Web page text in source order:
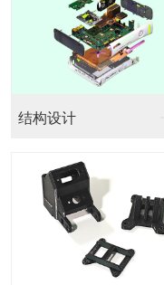
结构设计